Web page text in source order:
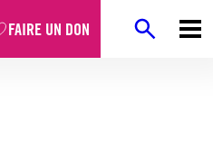
FAIRE UN DON